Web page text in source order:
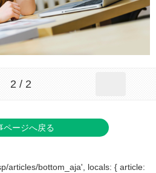
2 / 2
ページへ戻る
articles/bottom_aja', locals: { article: